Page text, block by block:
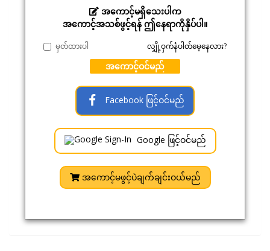
အကောင့်မရှိသေးပါက
အကောင့်အသစ်ဖွင့်ရန် ဤနေရာကိုနှိပ်ပါ။
မှတ်ထားပါ လျှို့ဝှက်နံပါတ်မေ့နေလား?
အကောင့်ဝင်မည်
Facebook ဖြင့်ဝင်မည်
Google ဖြင့်ဝင်မည်
အကောင့်မဖွင့်ပဲချက်ချင်းဝယ်မည်